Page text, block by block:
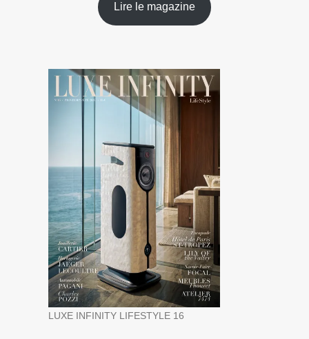
Lire le magazine
LUXE INFINITY LIFESTYLE 16